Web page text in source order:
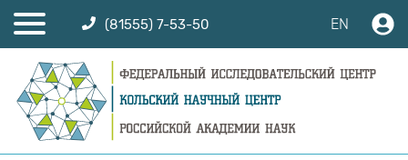
(81555) 7-53-50 EN